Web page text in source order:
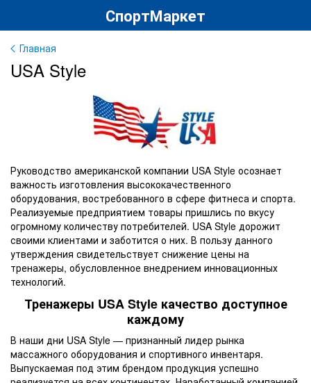
СпортМаркет
Главная
USA Style
Руководство американской компании USA Style осознает
важность изготовления высококачественного
оборудования, востребованного в сфере фитнеса и спорта.
Реализуемые предприятием товары пришлись по вкусу
огромному количеству потребителей. USA Style дорожит
своими клиентами и заботится о них. В пользу данного
утверждения свидетельствует снижение цены на
тренажеры, обусловленное внедрением инновационных
технологий.
Тренажеры USA Style качество доступное
каждому
В наши дни USA Style — признанный лидер рынка
массажного оборудования и спортивного инвентаря.
Выпускаемая под этим брендом продукция успешно